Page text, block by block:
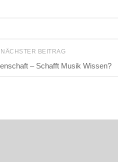
NÄCHSTER BEITRAG
– Schafft Musik Wissen?